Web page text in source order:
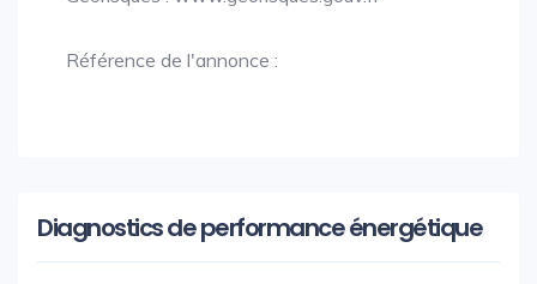
Référence de l'annonce :
Diagnostics de performance énergétique